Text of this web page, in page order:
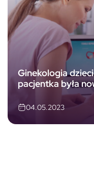
Ginekologia
pacjentka była
04.05.2023